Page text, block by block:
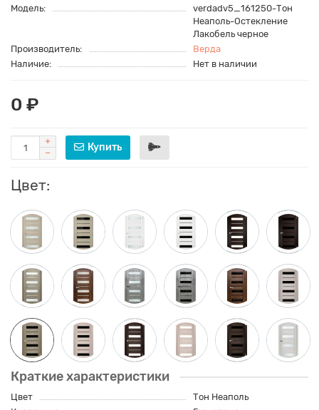
Модель:
verdadv5_161250-Тон
Неаполь-Остекление
Лакобель черное
Производитель:
Верда
Наличие:
Нет в наличии
0 ₽
Купить
Цвет:
Краткие характеристики
Цвет
Тон Неаполь